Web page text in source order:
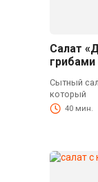
Салат
грибами
Сытный
который
40 мин.